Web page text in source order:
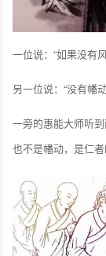
一位说：“如果没有
另一位说：“没有幡
一旁的惠能大师听
也不是幡动，是仁